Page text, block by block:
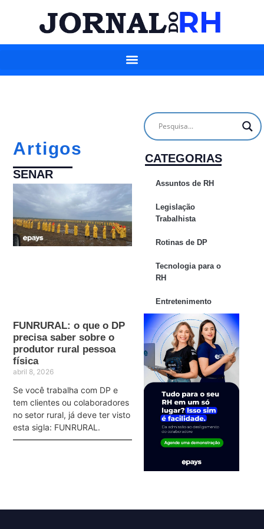
Artigos
SENAR
FUNRURAL: o que o DP
precisa saber sobre o
produtor rural pessoa
física
abril 8, 2026
Se você trabalha com DP e
tem clientes ou colaboradores
no setor rural, já deve ter visto
esta sigla: FUNRURAL.
CATEGORIAS
Assuntos de RH
Legislação
Trabalhista
Rotinas de DP
Tecnologia para o
RH
Entretenimento